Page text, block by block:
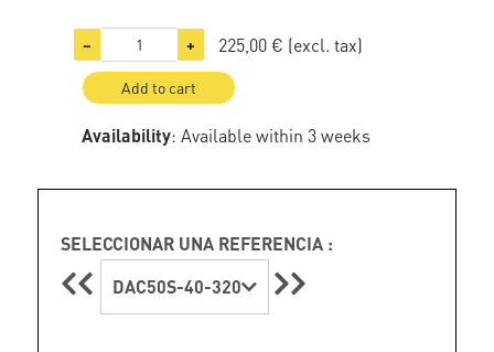
− + 225,00 € (excl. tax)
Add to cart
Availability: Available within 3 weeks
SELECCIONAR UNA REFERENCIA :
DAC50S-40-320